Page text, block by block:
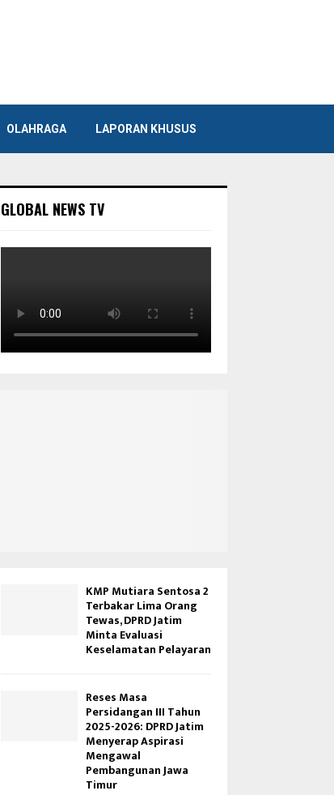
OLAHRAGA LAPORAN KHUSUS
GLOBAL NEWS TV
KMP Mutiara Sentosa 2
Terbakar Lima Orang
Tewas, DPRD Jatim
Minta Evaluasi
Keselamatan Pelayaran
Reses Masa
Persidangan III Tahun
2025-2026: DPRD Jatim
Menyerap Aspirasi
Mengawal
Pembangunan Jawa
Timur